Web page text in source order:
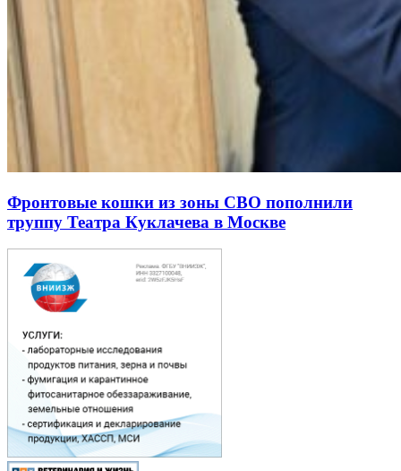
Фронтовые кошки из зоны СВО пополнили
труппу Театра Куклачева в Москве